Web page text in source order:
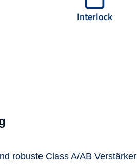
Interlock
robuste Class A/AB Verstärker